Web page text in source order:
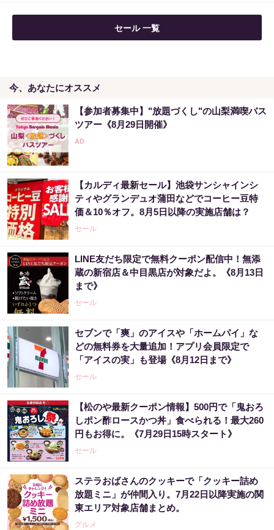
セール 一覧
今、あなたにオススメ
【参加者募集中】"放題づくし"の山梨満喫バス
ツアー《8月29日開催》
【カルディ最新セール】池袋サンシャインシ
ティやグランデュオ蒲田などでコーヒー豆特
価＆10％オフ。8月5日以降の実施店舗は？
セール
LINE友だち限定で無料クーポン配信中！無添
蔵の新宿店＆中目黒店が対象だよ。《8月13日
まで》
セール
セブンで「爽」のアイスや「ホームパイ」な
どの無料券を大量追加！アプリ会員限定で
「アイスの実」も登場《8月12日まで》
セール
【松のや最新クーポン情報】500円で「鬼おろ
しポン酢ロースかつ丼」食べられる！最大260
円もお得に。《7月29日15時スタート》
セール
ステラおばさんのクッキーで「クッキー詰め
放題ミニ」が仲間入り。7月22日以降実施の関
東エリア対象店舗まとめ。
グルメ